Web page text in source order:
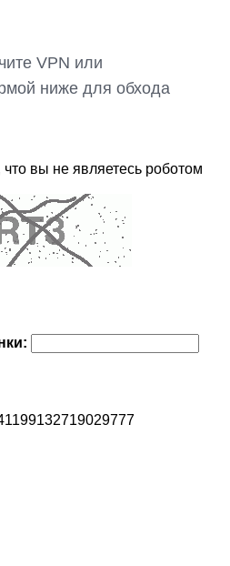
VPN или
ниже для обхода
вы не являетесь роботом